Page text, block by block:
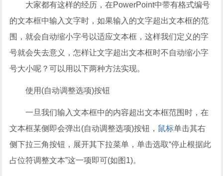
大家都有这样的经历，在PowerPoint中带有格式编号
的文本框中输入文字时，如果输入的文字超出文本框的范
围，就会自动缩小字号以适应文本框，这样我们定义的字
号就会失去意义，怎样让文字超出文本框时不自动缩小字
号大小呢？可以用以下两种方法实现。
使用(自动调整选项)按钮
一旦我们输入文本框中的内容超出文本框范围时，在
文本框某侧即会弹出(自动调整选项)按钮， 鼠标单击其右
侧下拉三角按钮，展开其下拉菜单，单击选取“停止根据此
占位符调整文本”这一项即可(如图1)。